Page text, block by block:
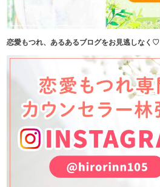
恋愛もつれ、あるあるブログをお見逃しなく♡